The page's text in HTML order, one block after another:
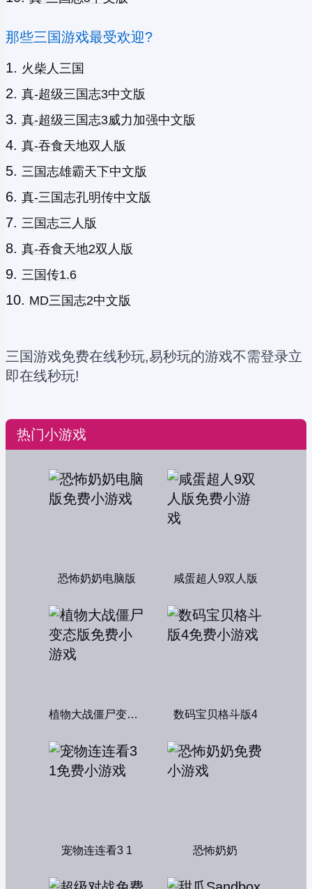
那些三国游戏最受欢迎?
火柴人三国
真-超级三国志3中文版
真-超级三国志3威力加强中文版
真-吞食天地双人版
三国志雄霸天下中文版
真-三国志孔明传中文版
三国志三人版
真-吞食天地2双人版
三国传1.6
MD三国志2中文版
三国游戏免费在线秒玩,易秒玩的游戏不需登录立
即在线秒玩!
热门小游戏
恐怖奶奶电脑版 咸蛋超人9双人版
植物大战僵尸变态版 数码宝贝格斗版4
宠物连连看3 1 恐怖奶奶